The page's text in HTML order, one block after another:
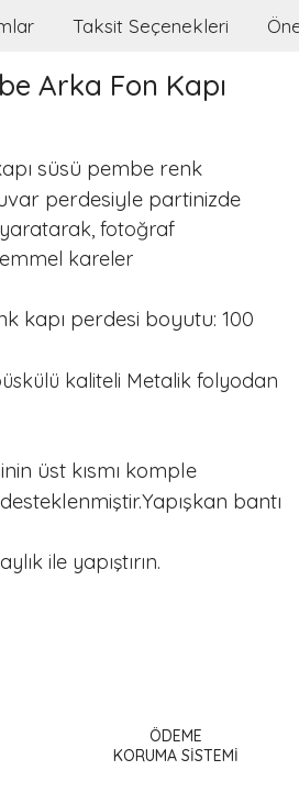
Taksit Seçenekleri
Arka Fon Kapı
süsü pembe renk
perdesiyle partinizde
fotoğraf
kareler
kapı perdesi boyutu: 100
kaliteli Metalik folyodan
üst kısmı komple
bantı
ile yapıştırın.
teşekkür ederiz.
ÖDEME
KORUMA SİSTEMİ